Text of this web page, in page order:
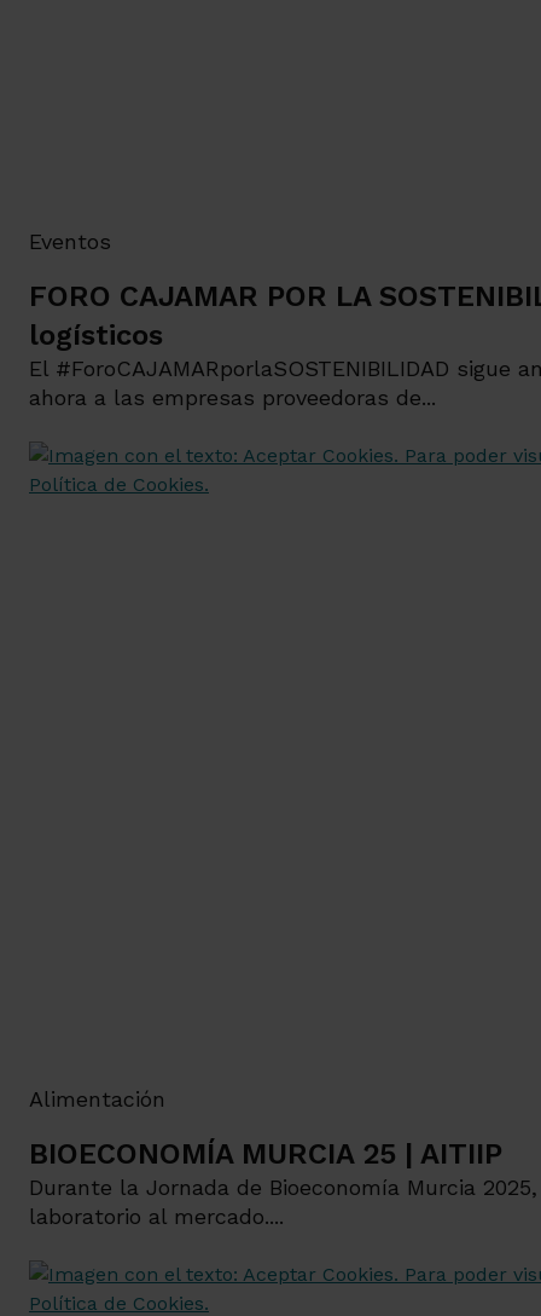
Eventos
FORO CAJAMAR POR LA
logísticos
El #ForoCAJAMARporlaSOSTENIBILIDAD
ahora a las empresas proveedoras de...
Alimentación
BIOECONOMÍA MURCIA 25 | AITIIP
Durante la Jornada de Bioeconomía Murcia
laboratorio al mercado....